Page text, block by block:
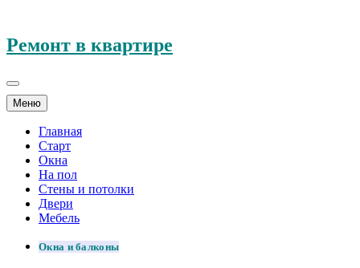
Ремонт в квартире
Меню
Главная
Старт
Окна
На пол
Стены и потолки
Двери
Мебель
Окна и балконы